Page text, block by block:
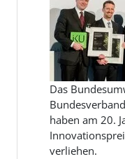
Das
haben am 20.
verliehen.